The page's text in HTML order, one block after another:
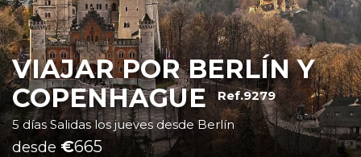
VIAJAR POR BERLÍN Y
COPENHAGUE Ref.9279
5 días Salidas los jueves desde Berlín
desde €665